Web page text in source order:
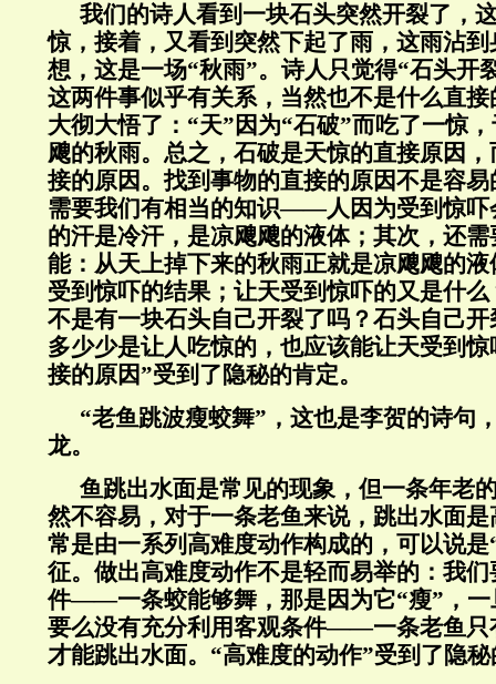
我们的诗人看到一块石头突然开裂了，
惊，接着，又看到突然下起了雨，这雨沾
想，这是一场“秋雨”。诗人只觉得“石头开
这两件事似乎有关系，当然也不是什么直
大彻大悟了：“天”因为“石破”而吃了一惊
飕的秋雨。总之，石破是天惊的直接原因
接的原因。找到事物的直接的原因不是容
需要我们有相当的知识——人因为受到惊吓
的汗是冷汗，是凉飕飕的液体；其次，还
能：从天上掉下来的秋雨正就是凉飕飕的
受到惊吓的结果；让天受到惊吓的又是什
不是有一块石头自己开裂了吗？石头自己
多少少是让人吃惊的，也应该能让天受到
接的原因”受到了隐秘的肯定。
“老鱼跳波瘦蛟舞”，这也是李贺的诗句
龙。
鱼跳出水面是常见的现象，但一条年老
然不容易，对于一条老鱼来说，跳出水面
常是由一系列高难度动作构成的，可以说
征。做出高难度动作不是轻而易举的：我
件——一条蛟能够舞，那是因为它“瘦”，一
要么没有充分利用客观条件——一条老鱼只
才能跳出水面。“高难度的动作”受到了隐